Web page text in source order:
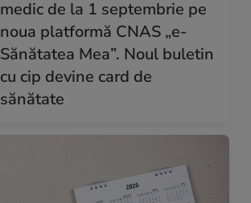
medic de la 1 septembrie pe
noua platformă CNAS „e-
Sănătatea Mea”. Noul buletin
cu cip devine card de
sănătate